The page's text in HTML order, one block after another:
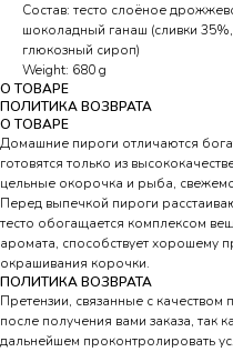
Состав: тесто слоёное
шоколадный ганаш (сливки
глюкозный сироп)
Weight: 680 g
О ТОВАРЕ
ПОЛИТИКА ВОЗВРАТА
О ТОВАРЕ
Домашние пироги отличаются
готовятся только из
цельные окорочка и рыба,
Перед выпечкой пироги
тесто обогащается комплексом
аромата, способствует хорошему
окрашивания корочки.
ПОЛИТИКА ВОЗВРАТА
Претензии, связанные с
после получения вами заказа, так
дальнейшем проконтролировать